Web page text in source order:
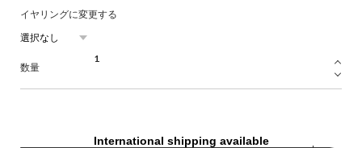
イヤリングに変更する
数量
International shipping available